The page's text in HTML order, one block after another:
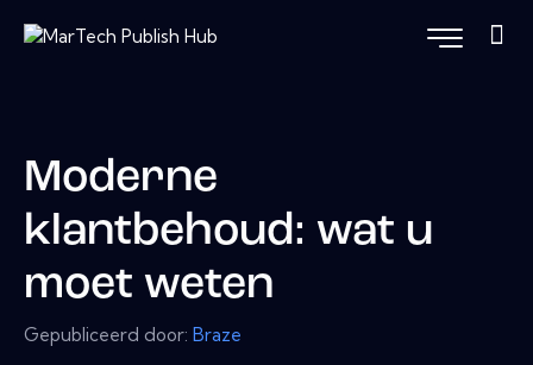
Moderne
klantbehoud: wat u
moet weten
Gepubliceerd door: Braze